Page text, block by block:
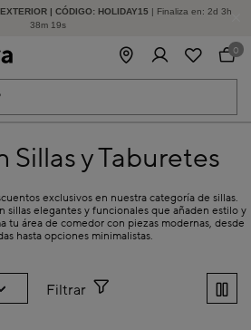
| CÓDIGO: HOLIDAY15 | Finaliza en: 2d 3h
38m 18s
DESCUENTO | SEGUNDAS REBAJAS
0
Sillas y Taburetes
exclusivos en nuestra categoría de sillas.
sillas elegantes y funcionales que añaden estilo y
tu área de comedor con piezas modernas, desde
hasta opciones minimalistas.
Filtrar